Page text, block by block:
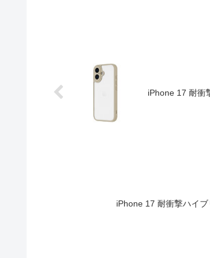
iPhone 17 耐衝
iPhone 17 耐衝撃ハイ